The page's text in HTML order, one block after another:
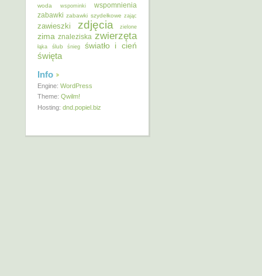
woda wspominki
wspomnienia
zabawki zabawki szydełkowe zając
zawieszki zdjęcia zielone
zima znaleziska zwierzęta
łąka ślub śnieg światło i cień
święta
Info
Engine: WordPress
Theme: Qwilm!
Hosting: dnd.popiel.biz